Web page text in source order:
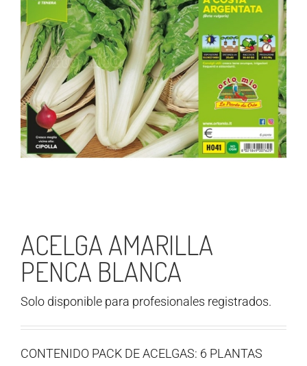
ACELGA AMARILLA
PENCA BLANCA
Solo disponible para profesionales registrados.
CONTENIDO PACK DE ACELGAS: 6 PLANTAS